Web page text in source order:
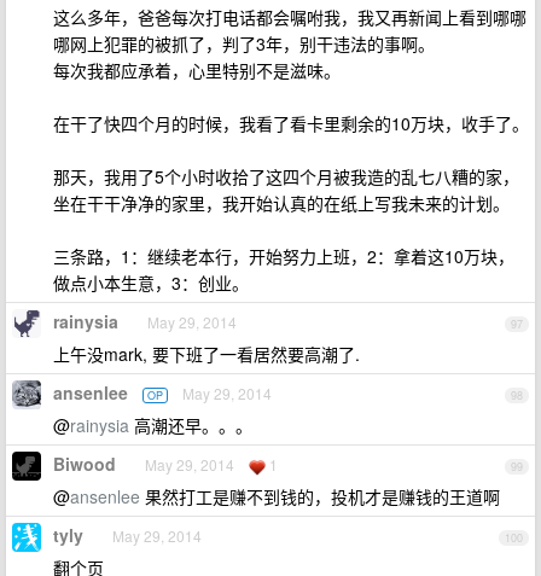
这么多年，爸爸每次打电话都会嘱咐我，我又再新闻上看到哪哪
哪网上犯罪的被抓了，判了3年，别干违法的事啊。
每次我都应承着，心里特别不是滋味。
在干了快四个月的时候，我看了看卡里剩余的10万块，收手了。
那天，我用了5个小时收拾了这四个月被我造的乱七八糟的家，
坐在干干净净的家里，我开始认真的在纸上写我未来的计划。
三条路，1：继续老本行，开始努力上班，2：拿着这10万块，
做点小本生意，3：创业。
97
rainysia May 29, 2014
上午没mark, 要下班了一看居然要高潮了.
98
ansenlee OP May 29, 2014
@rainysia 高潮还早。。。
99
Biwood May 29, 2014 1
@ansenlee 果然打工是赚不到钱的，投机才是赚钱的王道啊
100
tyly May 29, 2014
翻个页